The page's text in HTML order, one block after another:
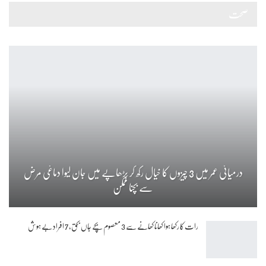
درمیانی عمر میں 3 چیزوں کا خیال رکھ کر بڑھاپے میں جان لیوا دماغی مرض
سے بچنا ممکن
رات کا رکھا ہوا کھانا کھانے سے 3 معصوم بچے جاں بحق، 7 افراد بے ہوش